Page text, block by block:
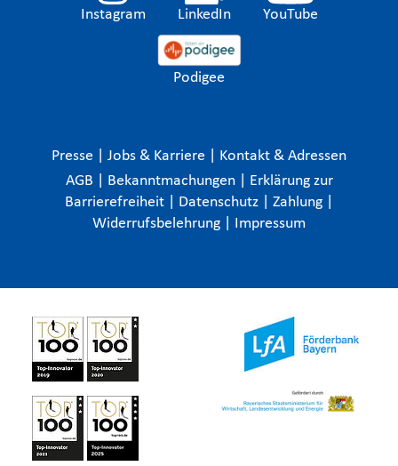
Instagram LinkedIn YouTube
Podigee
Presse Jobs & Karriere
Kontakt & Adressen
AGB
Bekanntmachungen
Erklärung zur
Barrierefreiheit
Datenschutz Zahlung
Widerrufsbelehrung
Impressum